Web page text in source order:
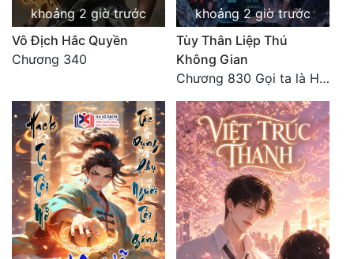
khoảng 2 giờ trước
Vô Địch Hắc Quyền
Chương 340
khoảng 2 giờ trước
Tùy Thân Liệp Thú
Không Gian
Chương 830 Gọi ta là Hòa Sa